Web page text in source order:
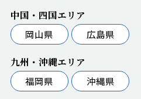
中国・四国エリア
岡山県
広島県
九州・沖縄エリア
福岡県
沖縄県